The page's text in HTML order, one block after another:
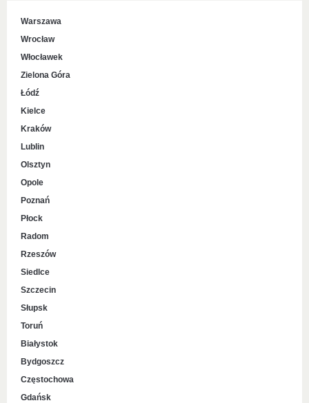
Warszawa
Wrocław
Włocławek
Zielona Góra
Łódź
Kielce
Kraków
Lublin
Olsztyn
Opole
Poznań
Płock
Radom
Rzeszów
Siedlce
Szczecin
Słupsk
Toruń
Białystok
Bydgoszcz
Częstochowa
Gdańsk